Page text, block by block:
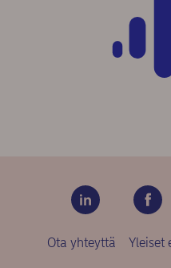
Ota yhteyttä Yleiset